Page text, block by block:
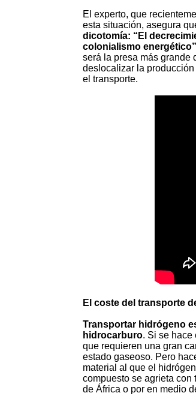
El experto, que
esta situación, asegura
dicotomía: “El
colonialismo energético”
será la presa más grande
deslocalizar la
el transporte.
El coste del transporte
Transportar hidrógeno
hidrocarburo. Si se hace
que requieren una gran
estado gaseoso. Pero
material al que el
compuesto se agrieta con
de África o por en medio